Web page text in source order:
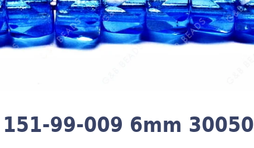
151-99-009 6mm 30050